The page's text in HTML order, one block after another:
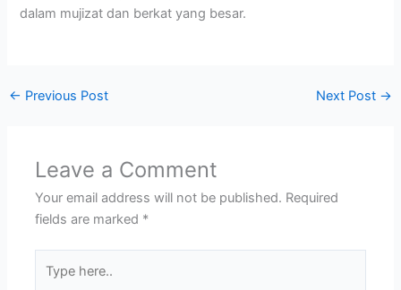
dalam mujizat dan berkat yang besar.
← Previous Post Next Post →
Leave a Comment
Your email address will not be published. Required
fields are marked *
here..